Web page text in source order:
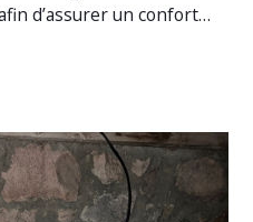
d’assurer un confort